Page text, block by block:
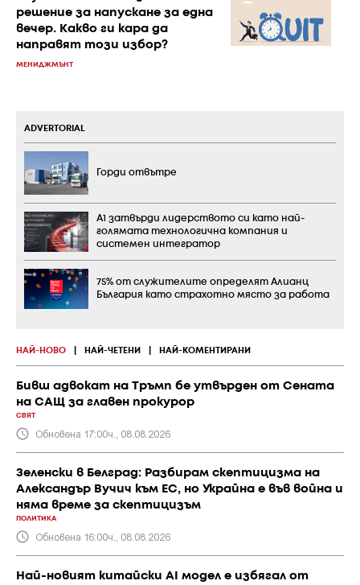
решение за напускане за една
вечер. Какво ги кара да
направят този избор?
МЕНИДЖМЪНТ
НАЙ-НОВО НАЙ-ЧЕТЕНИ НАЙ-КОМЕНТИРАНИ
Бивш адвокат на Тръмп бе утвърден от Сената
на САЩ за главен прокурор
СВЯТ
Обновена 17:00ч., 08.08.2026
Зеленски в Белград: Разбирам скептицизма на
Александър Вучич към ЕС, но Украйна е във война и
няма време за скептицизъм
ПОЛИТИКА
Обновена 16:00ч., 08.08.2026
Най-новият китайски AI модел е избягал от
ADVERTORIAL
Горди отвътре
А1 затвърди лидерството си като най-
голямата технологична компания и
системен интегратор
75% от служителите определят Алианц
България като страхотно място за работа